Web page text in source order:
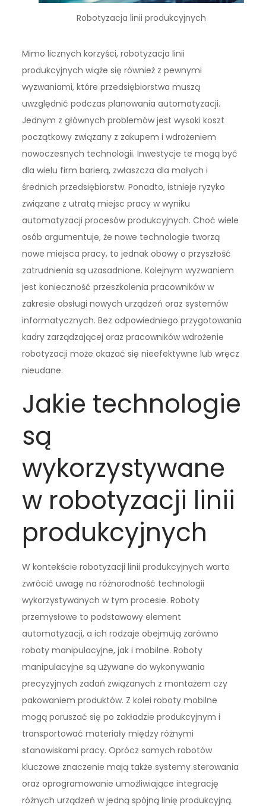
Robotyzacja linii produkcyjnych
Mimo licznych korzyści, robotyzacja linii
produkcyjnych wiąże się również z pewnymi
wyzwaniami, które przedsiębiorstwa muszą
uwzględnić podczas planowania automatyzacji.
Jednym z głównych problemów jest wysoki koszt
początkowy związany z zakupem i wdrożeniem
nowoczesnych technologii. Inwestycje te mogą być
dla wielu firm barierą, zwłaszcza dla małych i
średnich przedsiębiorstw. Ponadto, istnieje ryzyko
związane z utratą miejsc pracy w wyniku
automatyzacji procesów produkcyjnych. Choć wiele
osób argumentuje, że nowe technologie tworzą
nowe miejsca pracy, to jednak obawy o przyszłość
zatrudnienia są uzasadnione. Kolejnym wyzwaniem
jest konieczność przeszkolenia pracowników w
zakresie obsługi nowych urządzeń oraz systemów
informatycznych. Bez odpowiedniego przygotowania
kadry zarządzającej oraz pracowników wdrożenie
robotyzacji może okazać się nieefektywne lub wręcz
nieudane.
Jakie technologie
są
wykorzystywane
w robotyzacji linii
produkcyjnych
W kontekście robotyzacji linii produkcyjnych warto
zwrócić uwagę na różnorodność technologii
wykorzystywanych w tym procesie. Roboty
przemysłowe to podstawowy element
automatyzacji, a ich rodzaje obejmują zarówno
roboty manipulacyjne, jak i mobilne. Roboty
manipulacyjne są używane do wykonywania
precyzyjnych zadań związanych z montażem czy
pakowaniem produktów. Z kolei roboty mobilne
mogą poruszać się po zakładzie produkcyjnym i
transportować materiały między różnymi
stanowiskami pracy. Oprócz samych robotów
kluczowe znaczenie mają także systemy sterowania
oraz oprogramowanie umożliwiające integrację
różnych urządzeń w jedną spójną linię produkcyjną.